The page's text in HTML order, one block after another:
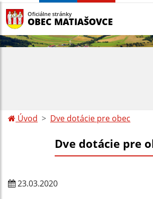
Oficiálne stránky
OBEC MATIAŠOVCE
Úvod Dve dotácie pre obec
Dve dotácie pre
23.03.2020